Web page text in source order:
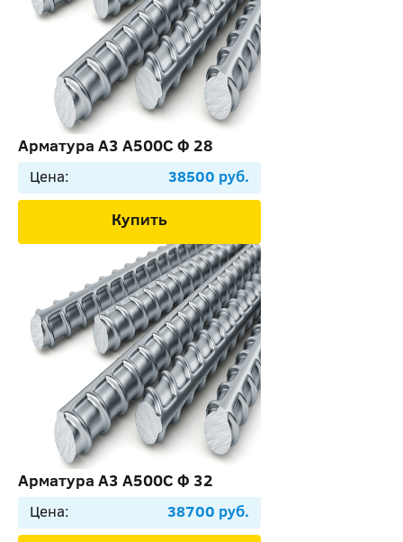
Арматура А3 А500С Ф 28
Цена: 38500 руб.
Купить
Арматура А3 А500С Ф 32
Цена: 38700 руб.